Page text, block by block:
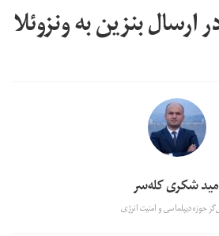
بنزین به ونزوئلا
شکری کله‌سر
حوزه دیپلماسی و امنیت انرژی